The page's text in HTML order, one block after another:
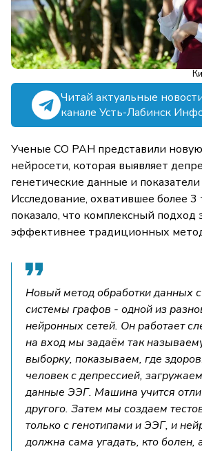
Читай актуальные
канале Усть-Лабинск
Ученые СО РАН представили
нейросети, которая выявляет
генетические данные и
Исследование, охватившее более 3
показало, что комплексный подход
эффективнее традиционных
Новый метод обработки данных
системы графов - одной из
нейронных сетей. Он работает
на вход мы задаём так
выборку, показываем, где
человек с депрессией,
данные ЭЭГ. Машина учится
другого. Затем мы создаем
только с генотипами и ЭЭГ, и
должна сама угадать, кто болен,